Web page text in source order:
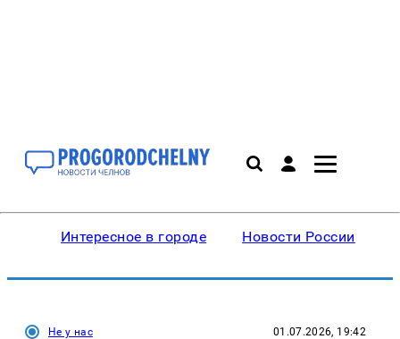
Интересное в городе Новости России
Не у нас 01.07.2026, 19:42